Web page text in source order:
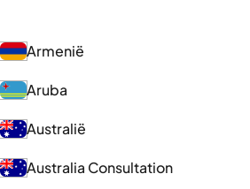
Armenië
Aruba
Australië
Australia Consultation